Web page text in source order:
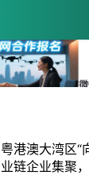
粤港澳大湾区“
业链企业集聚